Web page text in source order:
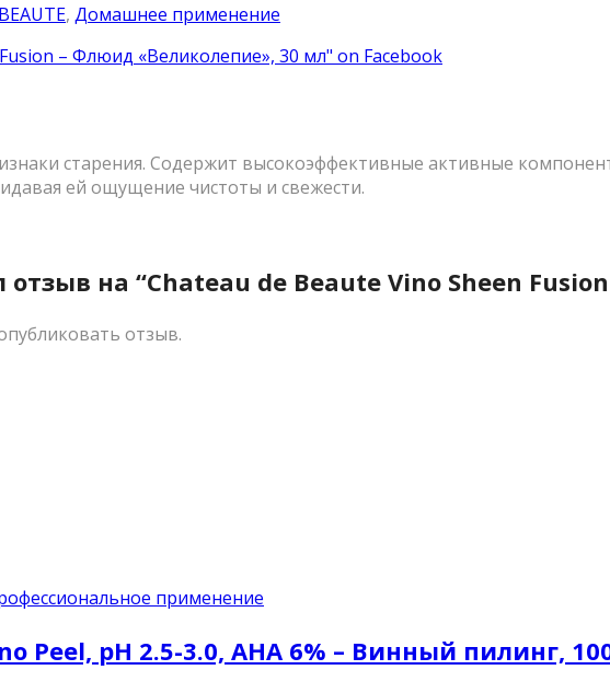
, Домашнее применение
– Флюид «Великолепие», 30 мл" on Facebook
старения. Содержит высокоэффективные активные
ей ощущение чистоты и свежести.
на “Chateau de Beaute Vino Sheen
отзыв.
применение
Peel, pH 2.5-3.0, AHA 6% – Винный пилинг,